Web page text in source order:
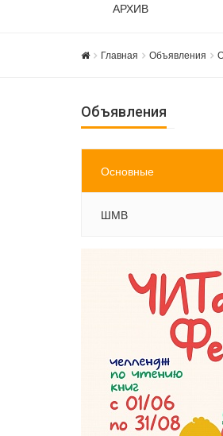
АРХИВ
Главная Объявления
Объявления
Основные
ШМВ